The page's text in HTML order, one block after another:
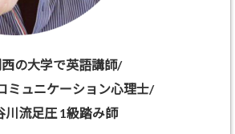
西の大学で英語講師/
ミュニケーション心理士/
川流足圧 1級踏み師